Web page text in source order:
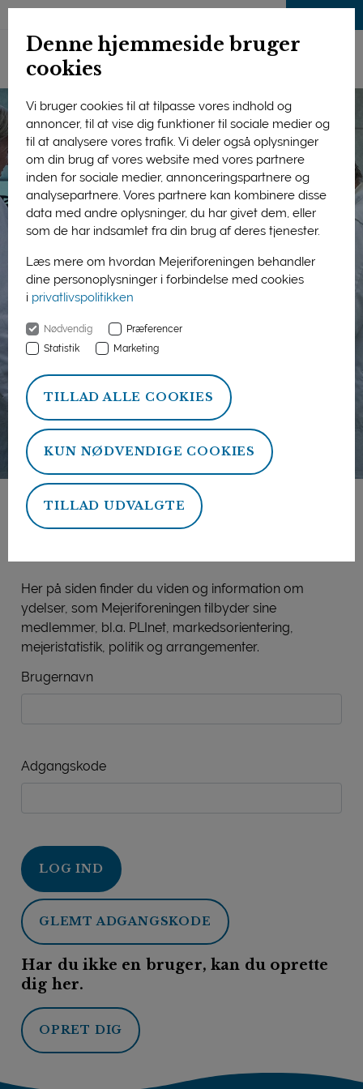
Denne hjemmeside bruger
cookies
Vi bruger cookies til at tilpasse vores indhold og
annoncer, til at vise dig funktioner til sociale medier og
til at analysere vores trafik. Vi deler også oplysninger
om din brug af vores website med vores partnere
inden for sociale medier, annonceringspartnere og
analysepartnere. Vores partnere kan kombinere disse
data med andre oplysninger, du har givet dem, eller
som de har indsamlet fra din brug af deres tjenester.
Læs mere om hvordan Mejeriforeningen behandler
dine personoplysninger i forbindelse med cookies
i privatlivspolitikken
Nødvendig
Præferencer
Statistik
Marketing
TILLAD ALLE COOKIES
KUN NØDVENDIGE COOKIES
TILLAD UDVALGTE
Mejeriforeningens
Her på siden finder du viden og information om
ydelser, som Mejeriforeningen tilbyder sine
medlemmer, bl.a. PLInet, markedsorientering,
mejeristatistik, politik og arrangementer.
Brugernavn
Adgangskode
LOG IND
GLEMT ADGANGSKODE
Har du ikke en bruger, kan du oprette
dig her.
OPRET DIG